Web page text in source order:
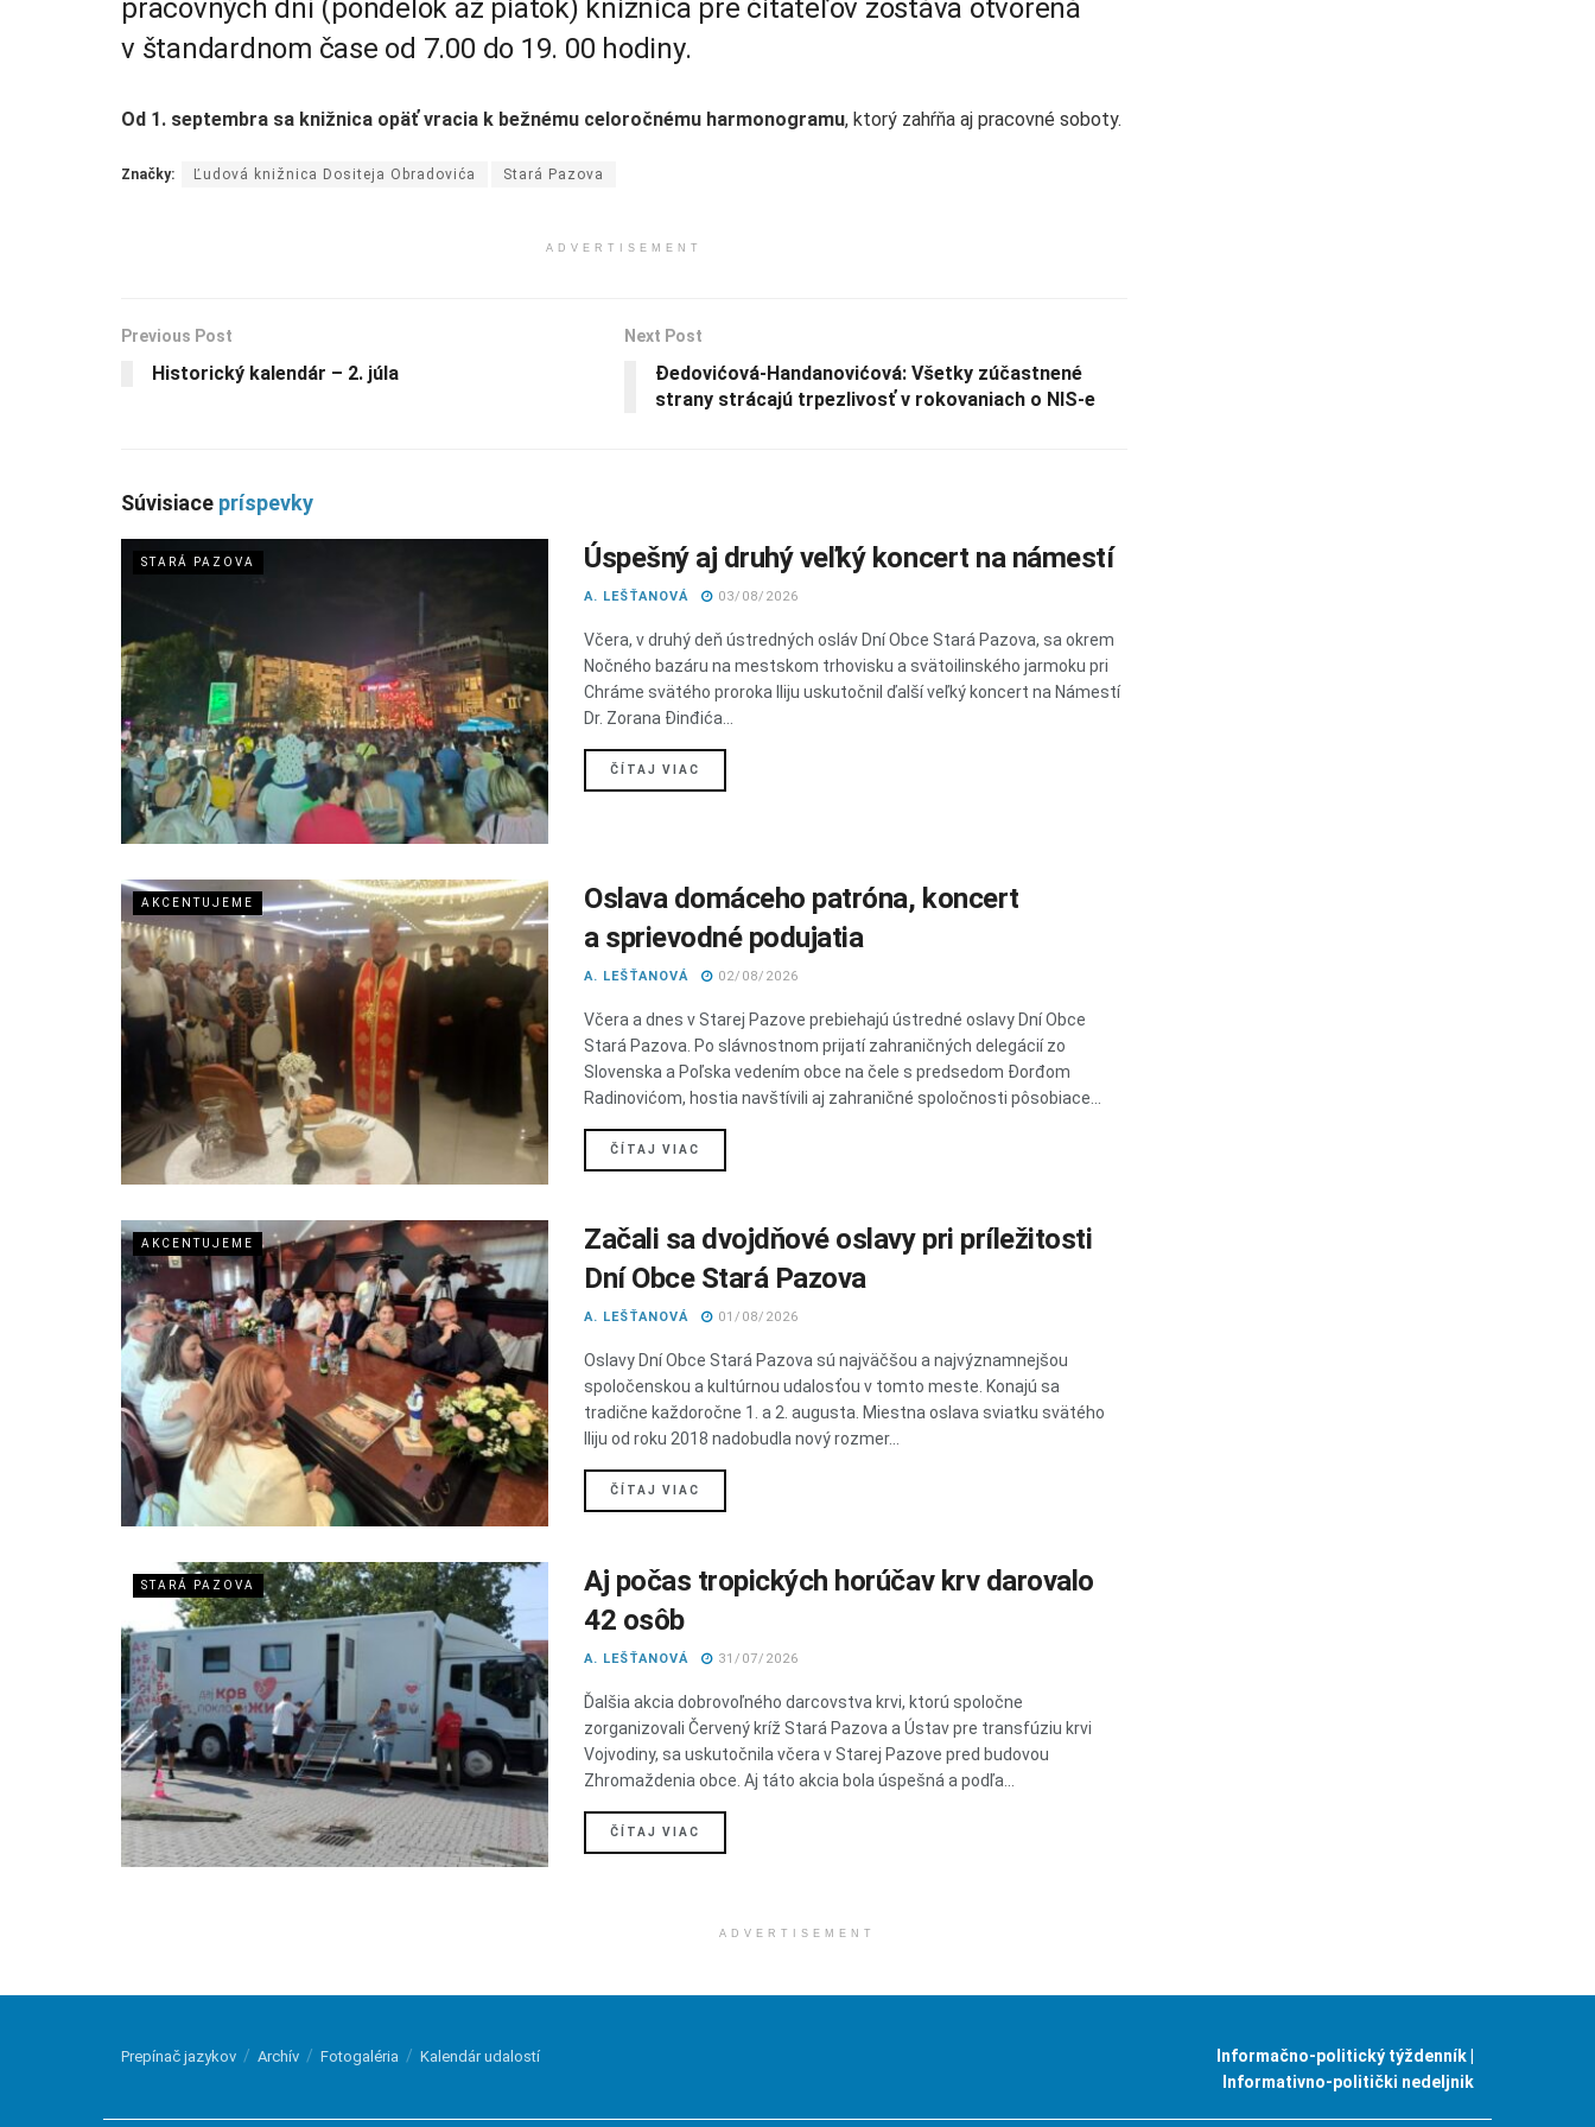
pracovných dní (pondelok až piatok) knižnica pre čitateľov zostáva otvorená
v štandardnom čase od 7.00 do 19. 00 hodiny.
Od 1. septembra sa knižnica opäť vracia k bežnému celoročnému harmonogramu, ktorý zahŕňa aj pracovné soboty.
Značky: Ľudová knižnica Dositeja Obradovića Stará Pazova
ADVERTISEMENT
Previous Post
Historický kalendár – 2. júla
Next Post
Đedovićová-Handanovićová: Všetky zúčastnené
strany strácajú trpezlivosť v rokovaniach o NIS-e
Súvisiace príspevky
STARÁ PAZOVA Úspešný aj druhý veľký koncert na námestí
A. LEŠŤANOVÁ 03/08/2026
Včera, v druhý deň ústredných osláv Dní Obce Stará Pazova, sa okrem
Nočného bazáru na mestskom trhovisku a svätoilinského jarmoku pri
Chráme svätého proroka Iliju uskutočnil ďalší veľký koncert na Námestí
Dr. Zorana Đinđića...
ČÍTAJ VIAC
AKCENTUJEME
Oslava domáceho patróna, koncert
a sprievodné podujatia
A. LEŠŤANOVÁ 02/08/2026
Včera a dnes v Starej Pazove prebiehajú ústredné oslavy Dní Obce
Stará Pazova. Po slávnostnom prijatí zahraničných delegácií zo
Slovenska a Poľska vedením obce na čele s predsedom Đorđom
Radinovićom, hostia navštívili aj zahraničné spoločnosti pôsobiace...
ČÍTAJ VIAC
AKCENTUJEME
Začali sa dvojdňové oslavy pri príležitosti
Dní Obce Stará Pazova
A. LEŠŤANOVÁ 01/08/2026
Oslavy Dní Obce Stará Pazova sú najväčšou a najvýznamnejšou
spoločenskou a kultúrnou udalosťou v tomto meste. Konajú sa
tradične každoročne 1. a 2. augusta. Miestna oslava sviatku svätého
Iliju od roku 2018 nadobudla nový rozmer...
ČÍTAJ VIAC
STARÁ PAZOVA
Aj počas tropických horúčav krv darovalo
42 osôb
A. LEŠŤANOVÁ 31/07/2026
Ďalšia akcia dobrovoľného darcovstva krvi, ktorú spoločne
zorganizovali Červený kríž Stará Pazova a Ústav pre transfúziu krvi
Vojvodiny, sa uskutočnila včera v Starej Pazove pred budovou
Zhromaždenia obce. Aj táto akcia bola úspešná a podľa...
ČÍTAJ VIAC
ADVERTISEMENT
Prepínač jazykov Archív Fotogaléria Kalendár udalostí
Informačno-politický týždenník |
Informativno-politički nedeljnik